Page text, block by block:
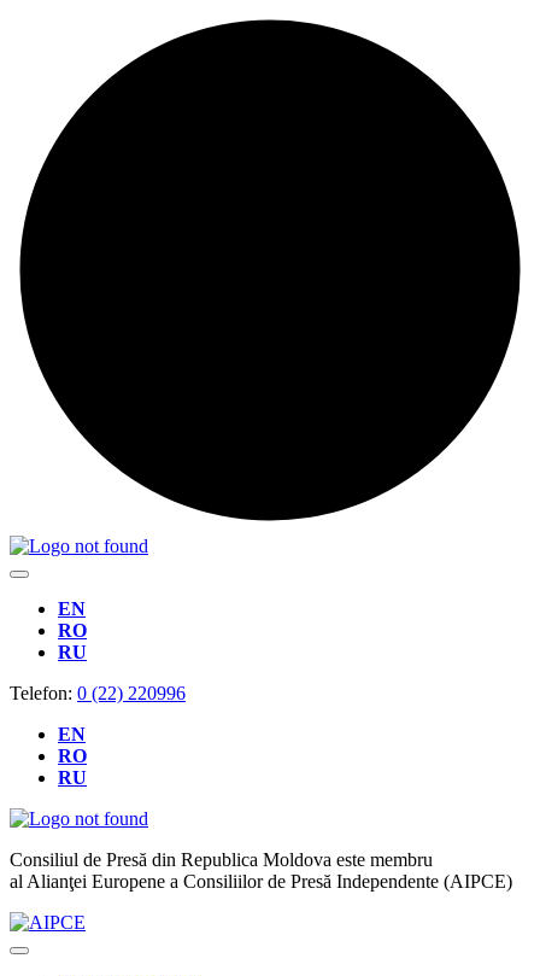
EN
RO
RU
Telefon: 0 (22) 220996
EN
RO
RU
Consiliul de Presă din Republica Moldova este membru
al Alianţei Europene a Consiliilor de Presă Independente (AIPCE)